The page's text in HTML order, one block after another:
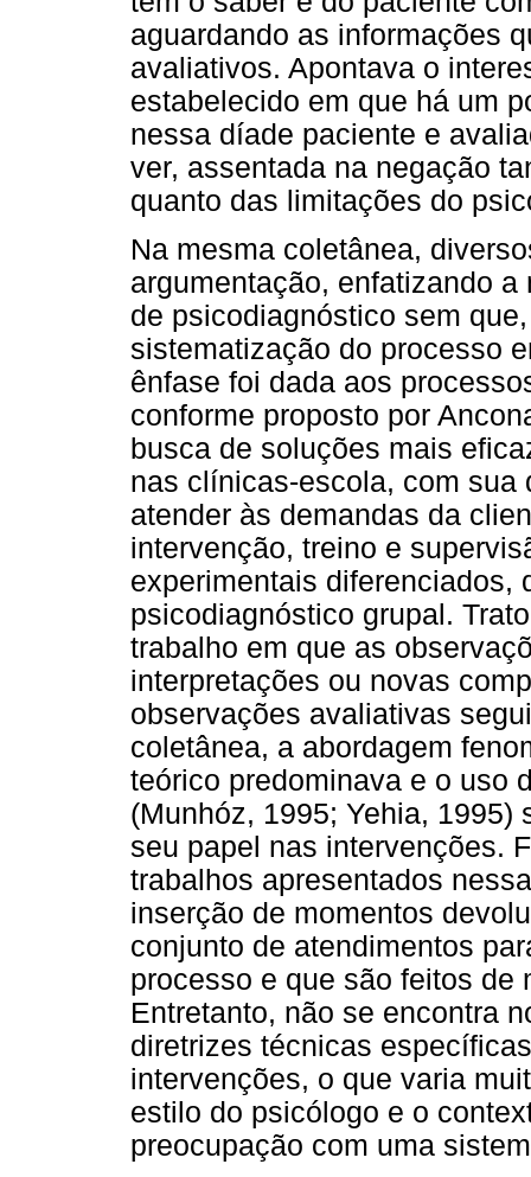
aguardando as informações
avaliativos. Apontava o
estabelecido em que há um
nessa díade paciente e
ver, assentada na negação
quanto das limitações do
Na mesma coletânea,
argumentação, enfatizando
de psicodiagnóstico sem
sistematização do processo
ênfase foi dada aos
conforme proposto por
busca de soluções mais
nas clínicas-escola, com sua
atender às demandas da
intervenção, treino e
experimentais diferenciados,
psicodiagnóstico grupal.
trabalho em que as
interpretações ou novas
observações avaliativas
coletânea, a abordagem
teórico predominava e o uso
(Munhóz, 1995; Yehia,
seu papel nas intervenções.
trabalhos apresentados
inserção de momentos
conjunto de atendimentos
processo e que são feitos de
Entretanto, não se encontra
diretrizes técnicas
intervenções, o que varia
estilo do psicólogo e o
preocupação com uma